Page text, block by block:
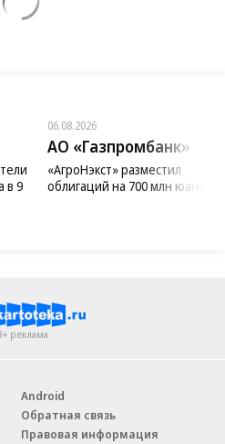
в 9
06.08.2026
АО «Газпромбанк»
«АгроНэкст» разместил
облигаций на 700 млн юаней
реклама
Android
Обратная связь
Правовая информация